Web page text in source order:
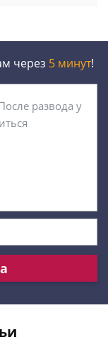
через 5 минут!